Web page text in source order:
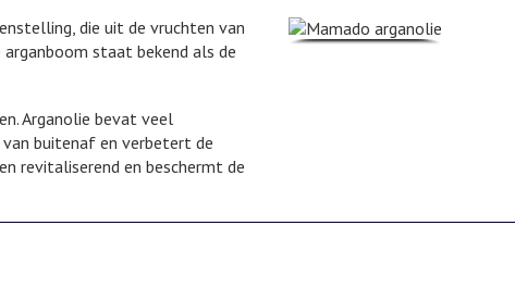
die uit de vruchten van
staat bekend als de
Arganolie bevat veel
buitenaf en verbetert de
revitaliserend en beschermt de